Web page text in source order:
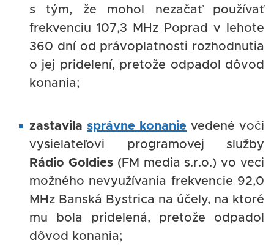
s tým, že mohol nezačať používať
frekvenciu 107,3 MHz Poprad v lehote
360 dní od právoplatnosti rozhodnutia
o jej pridelení, pretože odpadol dôvod
konania;
zastavila správne konanie vedené voči
vysielateľovi programovej služby
Rádio Goldies(FM media s.r.o.) vo veci
možného nevyužívania frekvencie 92,0
MHz Banská Bystrica na účely, na ktoré
mu bola pridelená, pretože odpadol
dôvod konania;